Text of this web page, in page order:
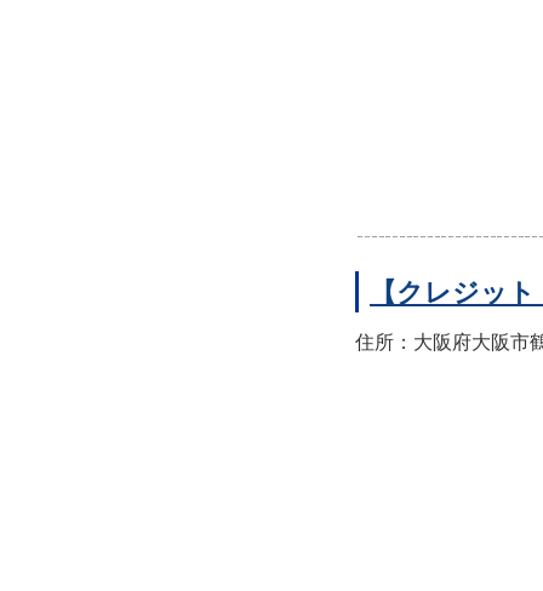
【クレジッ
住所：大阪府大阪市